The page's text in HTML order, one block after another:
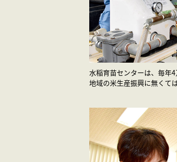
水稲育苗センターは、毎年4
地域の米生産振興に無くて